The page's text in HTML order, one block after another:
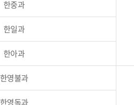
한중과
한일과
한아과
한영불과
한영독과